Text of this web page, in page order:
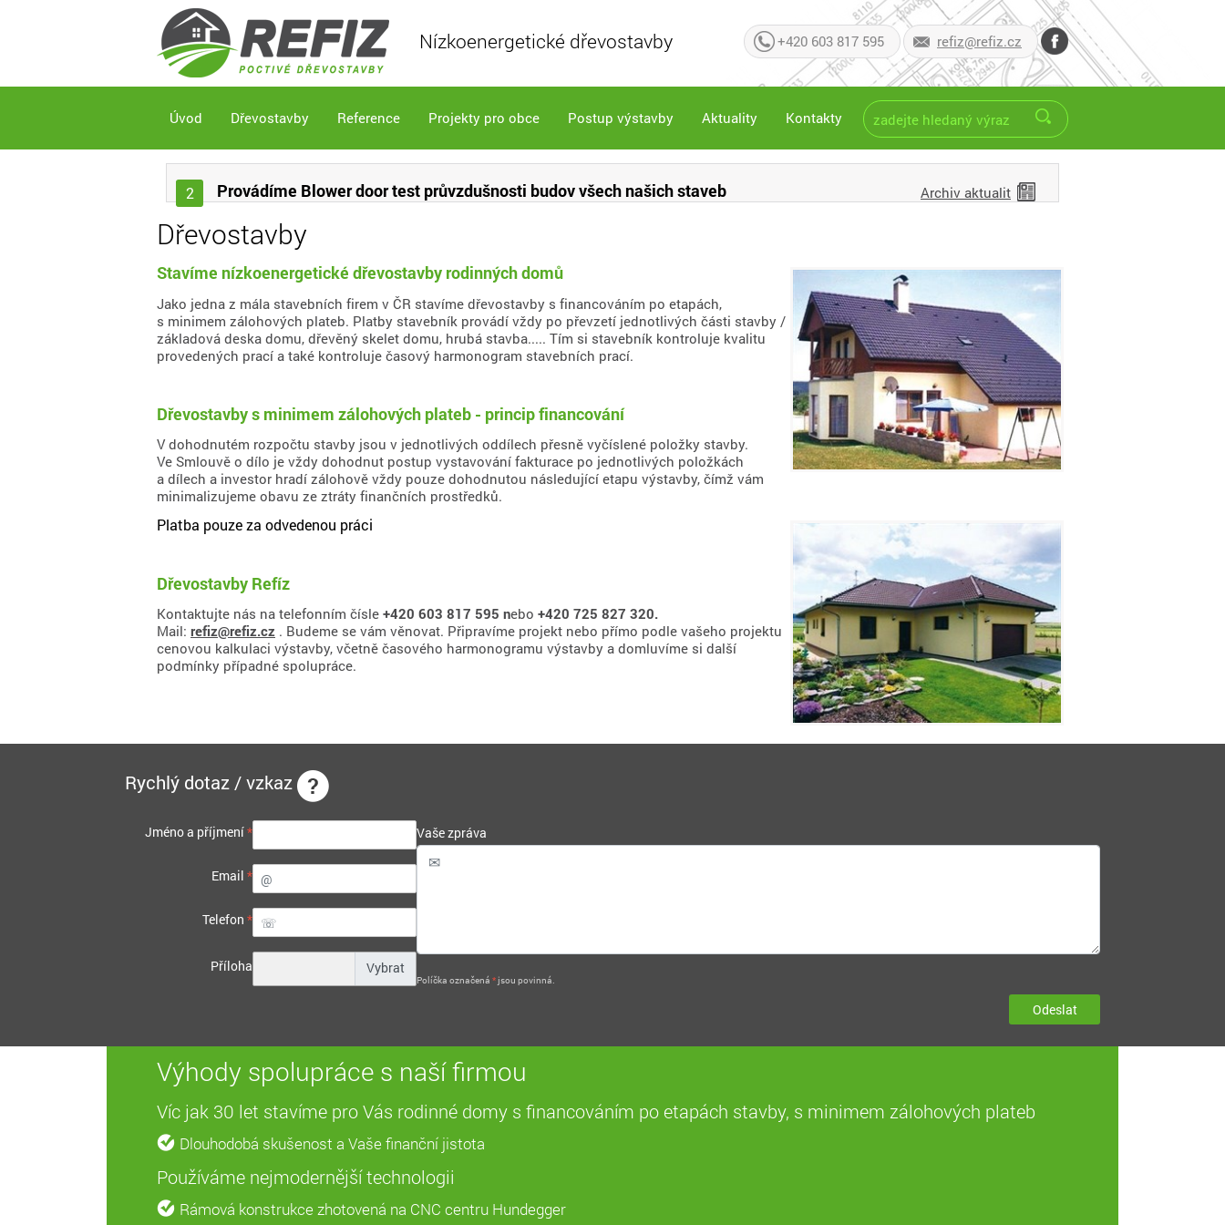
Nízkoenergetické dřevostavby +420 603 817 595 refiz@refiz.cz
Úvod Dřevostavby Reference Projekty pro obce Postup výstavby Aktuality Kontakty
2 Provádíme Blower door test průvzdušnosti budov všech našich staveb Archiv aktualit
Dřevostavby
Stavíme nízkoenergetické dřevostavby rodinných domů
Jako jedna z mála stavebních firem v ČR stavíme dřevostavby s financováním po etapách,
s minimem zálohových plateb. Platby stavebník provádí vždy po převzetí jednotlivých části stavby /
základová deska domu, dřevěný skelet domu, hrubá stavba..... Tím si stavebník kontroluje kvalitu
provedených prací a také kontroluje časový harmonogram stavebních prací.
Dřevostavby s minimem zálohových plateb - princip financování
V dohodnutém rozpočtu stavby jsou v jednotlivých oddílech přesně vyčíslené položky stavby.
Ve Smlouvě o dílo je vždy dohodnut postup vystavování fakturace po jednotlivých položkách
a dílech a investor hradí zálohově vždy pouze dohodnutou následující etapu výstavby, čímž vám
minimalizujeme obavu ze ztráty finančních prostředků.
Platba pouze za odvedenou práci
Dřevostavby Refíz
Kontaktujte nás na telefonním čísle +420 603 817 595 nebo +420 725 827 320.
Mail: refiz@refiz.cz . Budeme se vám věnovat. Připravíme projekt nebo přímo podle vašeho projektu
cenovou kalkulaci výstavby, včetně časového harmonogramu výstavby a domluvíme si další
podmínky případné spolupráce.
Rychlý dotaz / vzkaz
Jméno a příjmení*
Email *
Telefon *
Příloha
Vaše zpráva
Políčka označená * jsou povinná.
Odeslat
Výhody spolupráce s naší firmou
Víc jak 30 let stavíme pro Vás rodinné domy s financováním po etapách stavby, s minimem zálohových plateb
Dlouhodobá skušenost a Vaše finanční jistota
Používáme nejmodernější technologii
Rámová konstrukce zhotovená na CNC centru Hundegger